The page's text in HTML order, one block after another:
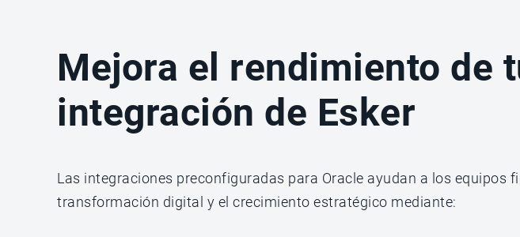
Mejora el rendimiento de
integración de Esker
Las integraciones preconfiguradas para Oracle ayudan a los equipos
transformación digital y el crecimiento estratégico mediante: